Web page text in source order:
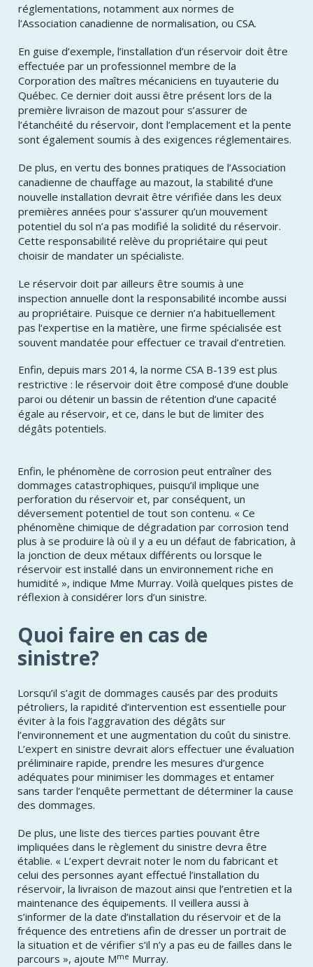
réglementations, notamment aux normes de
l’Association canadienne de normalisation, ou CSA.
En guise d’exemple, l’installation d’un réservoir doit être
effectuée par un professionnel membre de la
Corporation des maîtres mécaniciens en tuyauterie du
Québec. Ce dernier doit aussi être présent lors de la
première livraison de mazout pour s’assurer de
l’étanchéité du réservoir, dont l’emplacement et la pente
sont également soumis à des exigences réglementaires.
De plus, en vertu des bonnes pratiques de l’Association
canadienne de chauffage au mazout, la stabilité d’une
nouvelle installation devrait être vérifiée dans les deux
premières années pour s’assurer qu’un mouvement
potentiel du sol n’a pas modifié la solidité du réservoir.
Cette responsabilité relève du propriétaire qui peut
choisir de mandater un spécialiste.
Le réservoir doit par ailleurs être soumis à une
inspection annuelle dont la responsabilité incombe aussi
au propriétaire. Puisque ce dernier n’a habituellement
pas l’expertise en la matière, une firme spécialisée est
souvent mandatée pour effectuer ce travail d’entretien.
Enfin, depuis mars 2014, la norme CSA B-139 est plus
restrictive : le réservoir doit être composé d’une double
paroi ou détenir un bassin de rétention d’une capacité
égale au réservoir, et ce, dans le but de limiter des
dégâts potentiels.
Enfin, le phénomène de corrosion peut entraîner des
dommages catastrophiques, puisqu’il implique une
perforation du réservoir et, par conséquent, un
déversement potentiel de tout son contenu. « Ce
phénomène chimique de dégradation par corrosion tend
plus à se produire là où il y a eu un défaut de fabrication, à
la jonction de deux métaux différents ou lorsque le
réservoir est installé dans un environnement riche en
humidité », indique Mme Murray. Voilà quelques pistes de
réflexion à considérer lors d’un sinistre.
Quoi faire en cas de
sinistre?
Lorsqu’il s’agit de dommages causés par des produits
pétroliers, la rapidité d’intervention est essentielle pour
éviter à la fois l’aggravation des dégâts sur
l’environnement et une augmentation du coût du sinistre.
L’expert en sinistre devrait alors effectuer une évaluation
préliminaire rapide, prendre les mesures d’urgence
adéquates pour minimiser les dommages et entamer
sans tarder l’enquête permettant de déterminer la cause
des dommages.
De plus, une liste des tierces parties pouvant être
impliquées dans le règlement du sinistre devra être
établie. « L’expert devrait noter le nom du fabricant et
celui des personnes ayant effectué l’installation du
réservoir, la livraison de mazout ainsi que l’entretien et la
maintenance des équipements. Il veillera aussi à
s’informer de la date d’installation du réservoir et de la
fréquence des entretiens afin de dresser un portrait de
la situation et de vérifier s’il n’y a pas eu de failles dans le
parcours », ajoute Mme Murray.